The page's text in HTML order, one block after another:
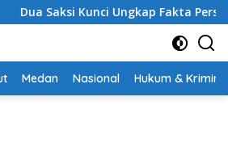
Kunci Ungkap Fakta Persidangan
Medan Nasional Hukum &